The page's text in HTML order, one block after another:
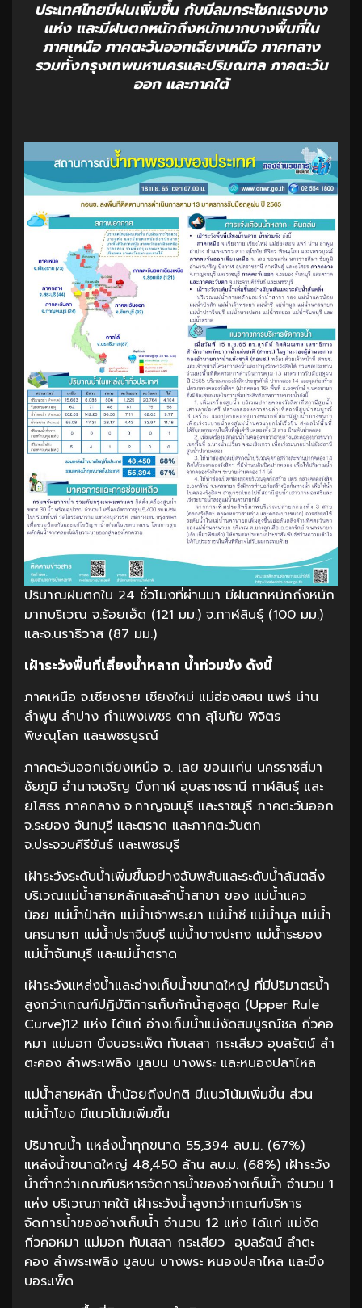
ประเทศไทยมีฝนเพิ่มขึ้น กับมีลมกระโชกแรงบาง
แห่ง และมีฝนตกหนักถึงหนักมากบางพื้นที่ใน
ภาคเหนือ ภาคตะวันออกเฉียงเหนือ ภาคกลาง
รวมทั้งกรุงเทพมหานครและปริมณฑล ภาคตะวัน
ออก และภาคใต้
ปริมาณฝนตกใน 24 ชั่วโมงที่ผ่านมา มีฝนตกหนักถึงหนัก
มากบริเวณ จ.ร้อยเอ็ด (121 มม.) จ.กาฬสินธุ์ (100 มม.)
และจ.นราธิวาส (87 มม.)
เฝ้าระวังพื้นที่เสี่ยงน้ำหลาก น้ำท่วมขัง ดังนี้
ภาคเหนือ จ.เชียงราย เชียงใหม่ แม่ฮ่องสอน แพร่ น่าน
ลำพูน ลำปาง กำแพงเพชร ตาก สุโขทัย พิจิตร
พิษณุโลก และเพชรบูรณ์
ภาคตะวันออกเฉียงเหนือ จ. เลย ขอนแก่น นครราชสีมา
ชัยภูมิ อำนาจเจริญ บึงกาฬ อุบลราชธานี กาฬสินธุ์ และ
ยโสธร ภาคกลาง จ.กาญจนบุรี และราชบุรี ภาคตะวันออก
จ.ระยอง จันทบุรี และตราด และภาคตะวันตก
จ.ประจวบคีรีขันธ์ และเพชรบุรี
เฝ้าระวังระดับน้ำเพิ่มขึ้นอย่างฉับพลันและระดับน้ำล้นตลิ่ง
บริเวณแม่น้ำสายหลักและลำน้ำสาขา ของ แม่น้ำแคว
น้อย แม่น้ำป่าสัก แม่น้ำเจ้าพระยา แม่น้ำชี แม่น้ำมูล แม่น้ำ
นครนายก แม่น้ำปราจีนบุรี แม่น้ำบางปะกง แม่น้ำระยอง
แม่น้ำจันทบุรี และแม่น้ำตราด
เฝ้าระวังแหล่งน้ำและอ่างเก็บน้ำขนาดใหญ่ ที่มีปริมาตรน้ำ
สูงกว่าเกณฑ์ปฏิบัติการเก็บกักน้ำสูงสุด (Upper Rule
Curve)12 แห่ง ได้แก่ อ่างเก็บน้ำแม่งัดสมบูรณ์ชล กิ่วคอ
หมา แม่มอก บึงบอระเพ็ด ทับเสลา กระเสียว อุบลรัตน์ ลำ
ตะคอง ลำพระเพลิง มูลบน บางพระ และหนองปลาไหล
แม่น้ำสายหลัก น้ำน้อยถึงปกติ มีแนวโน้มเพิ่มขึ้น ส่วน
แม่น้ำโขง มีแนวโน้มเพิ่มขึ้น
ปริมาณน้ำ แหล่งน้ำทุกขนาด 55,394 ลบ.ม. (67%)
แหล่งน้ำขนาดใหญ่ 48,450 ล้าน ลบ.ม. (68%) เฝ้าระวัง
น้ำต่ำกว่าเกณฑ์บริหารจัดการน้ำของอ่างเก็บน้ำ จำนวน 1
แห่ง บริเวณภาคใต้ เฝ้าระวังน้ำสูงกว่าเกณฑ์บริหาร
จัดการน้ำของอ่างเก็บน้ำ จำนวน 12 แห่ง ได้แก่ แม่งัด
กิ่วคอหมา แม่มอก ทับเสลา กระเสียว อุบลรัตน์ ลำตะ
คอง ลำพระเพลิง มูลบน บางพระ หนองปลาไหล และบึง
บอระเพ็ด